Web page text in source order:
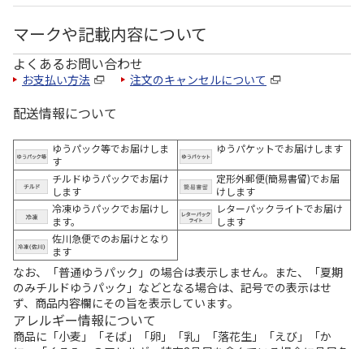
マークや記載内容について
よくあるお問い合わせ
お支払い方法 注文のキャンセルについて
配送情報について
ゆうパック等でお届けしま
す
ゆうパケットでお届けします
チルドゆうパックでお届け
します
定形外郵便(簡易書留)でお届
けします
冷凍ゆうパックでお届けし
ます。
レターパックライトでお届け
します
佐川急便でのお届けとなり
ます
なお、「普通ゆうパック」の場合は表示しません。また、「夏期
のみチルドゆうパック」などとなる場合は、記号での表示はせ
ず、商品内容欄にその旨を表示しています。
アレルギー情報について
商品に「小麦」「そば」「卵」「乳」「落花生」「えび」「か